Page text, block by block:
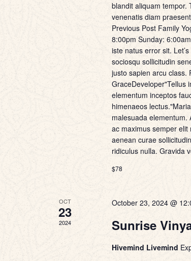
blandit aliquam tempor.
venenatis diam
Previous Post Family
8:00pm Sunday:
iste natus error sit.
sociosqu sollicitudin
justo sapien arcu class.
GraceDeveloper"Tellus
elementum inceptos
himenaeos
malesuada elementum.
ac maximus semper
aenean curae
ridiculus nulla. Gravida
$78
OCT
23
2024
October 23, 2024 @
Sunrise
Hivemind Livemind